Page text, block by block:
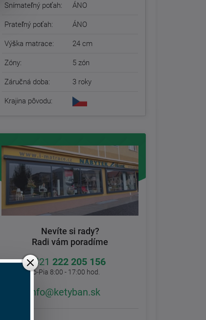
Snímateľný poťah: ÁNO
Prateľný poťah: ÁNO
Výška matrace: 24 cm
Zóny: 5 zón
Záručná doba: 3 roky
Krajina pôvodu:
Nevíte si rady?
Radi vám poradíme
+421 222 205 156
Po-Pia 8:00 - 17:00 hod.
info@ketyban.sk